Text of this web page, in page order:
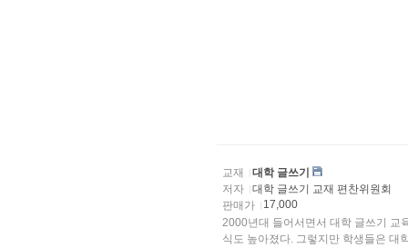
교재
대학 글쓰기
저자
대학 글쓰기 교재 편찬위원회
판매가
17,000
2000년대 들어서면서 대학 글쓰기 교
식도 높아졌다. 그렇지만 학생들은 대학에 들어오기 전에 글을 써본 경험이 거의 없어서 글로 써야